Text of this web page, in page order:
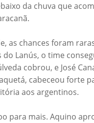
da chuva que
as chances foram
do Lanús, o time
cobrou, e José
cabeceou forte
aos argentinos.
para mais. Aquino